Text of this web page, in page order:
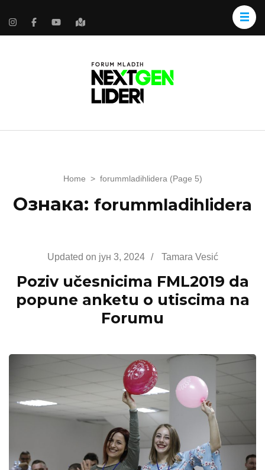
Home > forummladihlidera (Page 5)
Ознака: forummladihlidera
Updated on јун 3, 2024 / Tamara Vesić
Poziv učesnicima FML2019 da
popune anketu o utiscima na
Forumu